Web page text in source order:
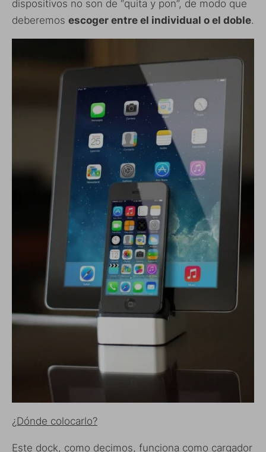
dispositivos no son de “quita y pon”, de modo que
deberemos escoger entre el individual o el doble.
¿Dónde colocarlo?
Este dock, como decimos, funciona como cargador